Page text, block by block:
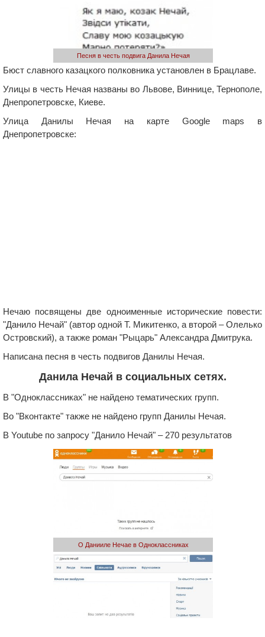
Песня в честь подвига Данила Нечая
Бюст славного казацкого полковника установлен в Брацлаве.
Улицы в честь Нечая названы во Львове, Виннице, Тернополе,
Днепропетровске, Киеве.
Улица Данилы Нечая на карте Google maps в
Днепропетровске:
Нечаю посвящены две одноименные исторические повести:
"Данило Нечай" (автор одной Т. Микитенко, а второй – Олелько
Островский), а также роман "Рыцарь" Александра Дмитрука.
Написана песня в честь подвигов Данилы Нечая.
Данила Нечай в социальных сетях.
В "Одноклассниках" не найдено тематических групп.
Во "Вконтакте" также не найдено групп Данилы Нечая.
В Youtube по запросу "Данило Нечай" – 270 результатов
О Данииле Нечае в Одноклассниках